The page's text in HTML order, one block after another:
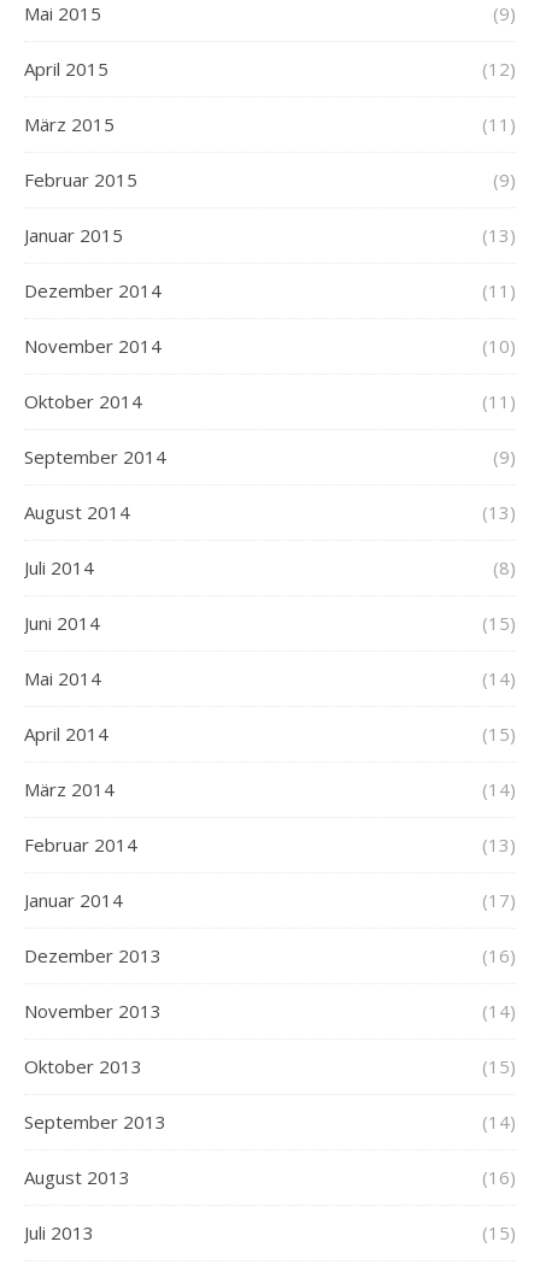
Mai 2015 (9)
April 2015 (12)
März 2015 (11)
Februar 2015 (9)
Januar 2015 (13)
Dezember 2014 (11)
November 2014 (10)
Oktober 2014 (11)
September 2014 (9)
August 2014 (13)
Juli 2014 (8)
Juni 2014 (15)
Mai 2014 (14)
April 2014 (15)
März 2014 (14)
Februar 2014 (13)
Januar 2014 (17)
Dezember 2013 (16)
November 2013 (14)
Oktober 2013 (15)
September 2013 (14)
August 2013 (16)
Juli 2013 (15)